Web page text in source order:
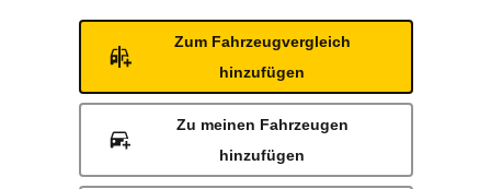
Zum Fahrzeugvergleich
hinzufügen
Zu meinen Fahrzeugen
hinzufügen